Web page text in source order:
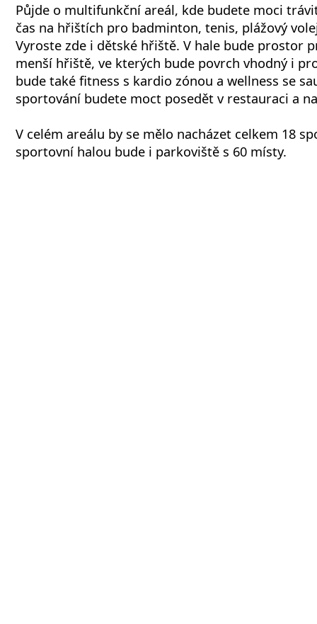
Půjde o multifunkční areál, kde budete moci
čas na hřištích pro badminton, tenis, plážový
Vyroste zde i dětské hřiště. V hale bude prostor
menší hřiště, ve kterých bude povrch vhodný i
bude také fitness s kardio zónou a wellness se
sportování budete moct posedět v restauraci a
V celém areálu by se mělo nacházet celkem 18
sportovní halou bude i parkoviště s 60 místy.